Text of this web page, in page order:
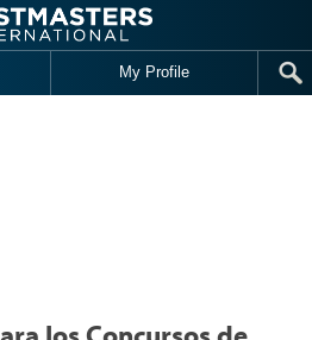
My Profile